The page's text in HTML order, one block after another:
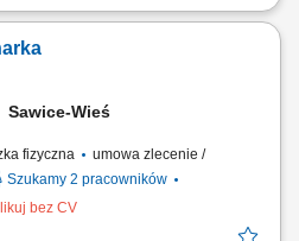
w codziennym przygotowywaniu potraw
dań. Wsparcie w bieżących
oraz dbanie o porządek na
Sawice-Wieś
fizyczna
umowa zlecenie /
Szukamy 2 pracowników
bez CV